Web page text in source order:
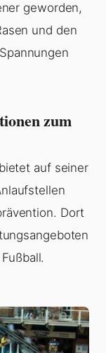
geworden,
und den
zum
auf seiner
Dort